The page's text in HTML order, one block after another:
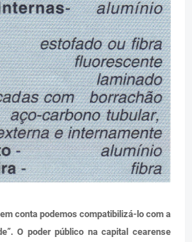
conta podemos compatibilizá-lo com a
O poder público na capital cearense